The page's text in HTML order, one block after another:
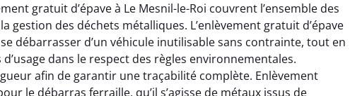
gratuit d’épave à Le Mesnil-le-Roi couvrent l’ensemble des
gestion des déchets métalliques. L’enlèvement gratuit d’épave
débarrasser d’un véhicule inutilisable sans contrainte, tout en
dans le respect des règles environnementales.
afin de garantir une traçabilité complète. Enlèvement
le débarras ferraille, qu’il s’agisse de métaux issus de
Aurélie Bonnet Aurélie Bonnet